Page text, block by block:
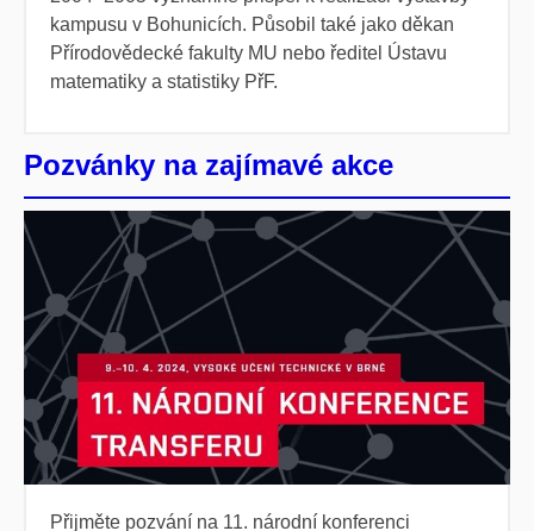
kampusu v Bohunicích. Působil také jako děkan
Přírodovědecké fakulty MU nebo ředitel Ústavu
matematiky a statistiky PřF.
Pozvánky na zajímavé akce
Přijměte pozvání na 11. národní konferenci